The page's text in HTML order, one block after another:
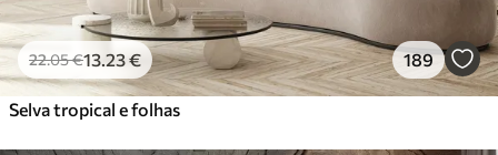
22.05€13 .23€ 189
Selva tropical e folhas